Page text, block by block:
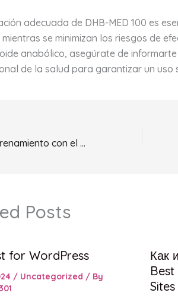
adecuada de DHB-MED 100 es
se minimizan los riesgos de
anabólico, asegúrate de
de la salud para garantizar un uso
Potencia tu Entrenamiento con el Pre-Workout Booster Powder 420 g de Biaxol Supplements
Posts
for WordPress
/ Uncategorized / By
Как
Sites